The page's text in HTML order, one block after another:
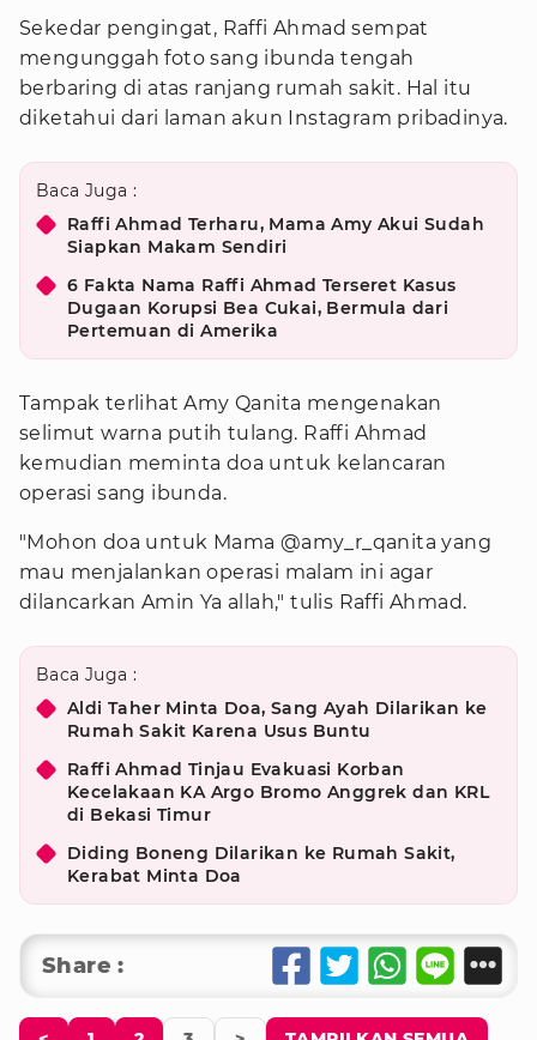
Sekedar pengingat, Raffi Ahmad sempat
mengunggah foto sang ibunda tengah
berbaring di atas ranjang rumah sakit. Hal itu
diketahui dari laman akun Instagram pribadinya.
Baca Juga :
Raffi Ahmad Terharu, Mama Amy Akui Sudah
Siapkan Makam Sendiri
6 Fakta Nama Raffi Ahmad Terseret Kasus
Dugaan Korupsi Bea Cukai, Bermula dari
Pertemuan di Amerika
Tampak terlihat Amy Qanita mengenakan
selimut warna putih tulang. Raffi Ahmad
kemudian meminta doa untuk kelancaran
operasi sang ibunda.
"Mohon doa untuk Mama @amy_r_qanita yang
mau menjalankan operasi malam ini agar
dilancarkan Amin Ya allah," tulis Raffi Ahmad.
Baca Juga :
Aldi Taher Minta Doa, Sang Ayah Dilarikan ke
Rumah Sakit Karena Usus Buntu
Raffi Ahmad Tinjau Evakuasi Korban
Kecelakaan KA Argo Bromo Anggrek dan KRL
di Bekasi Timur
Diding Boneng Dilarikan ke Rumah Sakit,
Kerabat Minta Doa
Share :